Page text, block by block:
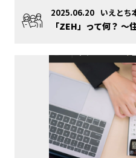
2025.06.20 いえとち
「ZEH」って何？ ～